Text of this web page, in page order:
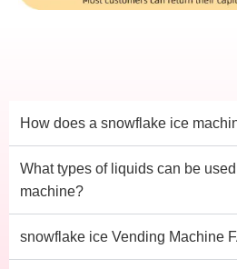
How does a snowflake ice
What types of liquids can be
machine?
snowflake ice Vending Machine